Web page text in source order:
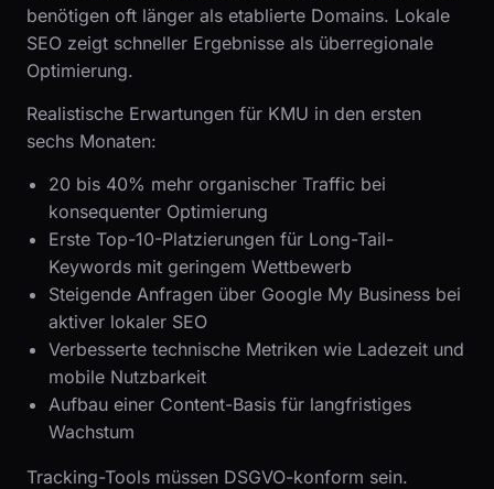
benötigen oft länger als etablierte Domains. Lokale
SEO zeigt schneller Ergebnisse als überregionale
Optimierung.
Realistische Erwartungen für KMU in den ersten
sechs Monaten:
20 bis 40% mehr organischer Traffic bei
konsequenter Optimierung
Erste Top-10-Platzierungen für Long-Tail-
Keywords mit geringem Wettbewerb
Steigende Anfragen über Google My Business bei
aktiver lokaler SEO
Verbesserte technische Metriken wie Ladezeit und
mobile Nutzbarkeit
Aufbau einer Content-Basis für langfristiges
Wachstum
Tracking-Tools müssen DSGVO-konform sein.